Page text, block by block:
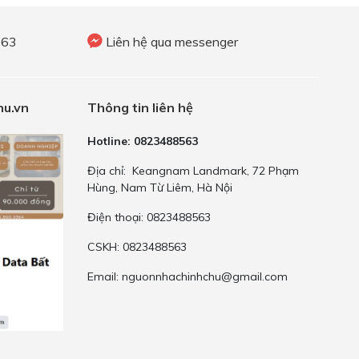
Liên hệ qua messenger
Thông tin liên hệ
Hotline: 0823488563
Địa chỉ: Keangnam Landmark, 72 Phạm
Hùng, Nam Từ Liêm, Hà Nội
Điện thoại: 0823488563
CSKH: 0823488563
Email: nguonnhachinhchu@gmail.com